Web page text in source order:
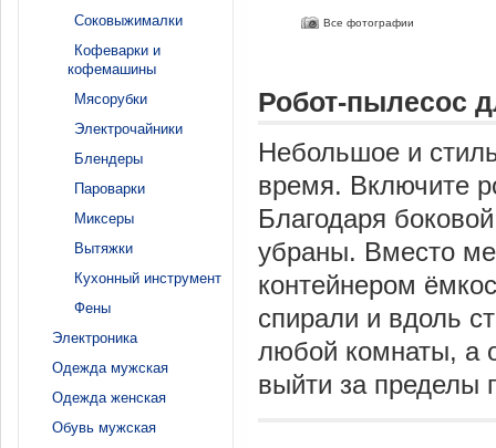
Все фотографии
Робот-пылесос
Небольшое и
время. Включите
Благодаря
убраны. Вместо
контейнером
спирали и вдоль
любой комнаты, а
выйти за пределы
Соковыжималки
Кофеварки и
кофемашины
Мясорубки
Электрочайники
Блендеры
Пароварки
Миксеры
Вытяжки
Кухонный инструмент
Фены
Электроника
Одежда мужская
Одежда женская
Обувь мужская